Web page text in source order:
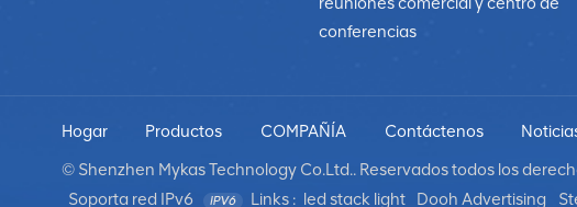
conferencias
Hogar Productos COMPAÑÍA Contáctenos
© Shenzhen Mykas Technology Co.Ltd.. Reservados todos los
Soporta red IPv6
Links : led stack light Dooh Advertising